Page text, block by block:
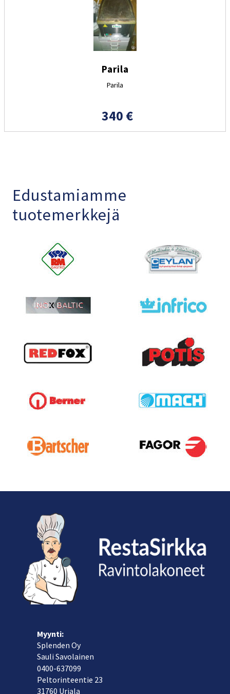
Parila
Parila
340 €
Edustamiamme
tuotemerkkejä
Myynti:
Splenden Oy
Sauli Savolainen
0400-637099
Peltorinteentie 23
31760 Urjala